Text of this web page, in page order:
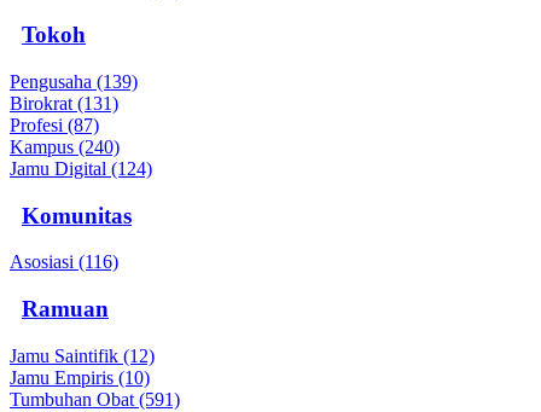
Tokoh
Pengusaha (139)
Birokrat (131)
Profesi (87)
Kampus (240)
Jamu Digital (124)
Komunitas
Asosiasi (116)
Ramuan
Jamu Saintifik (12)
Jamu Empiris (10)
Tumbuhan Obat (591)